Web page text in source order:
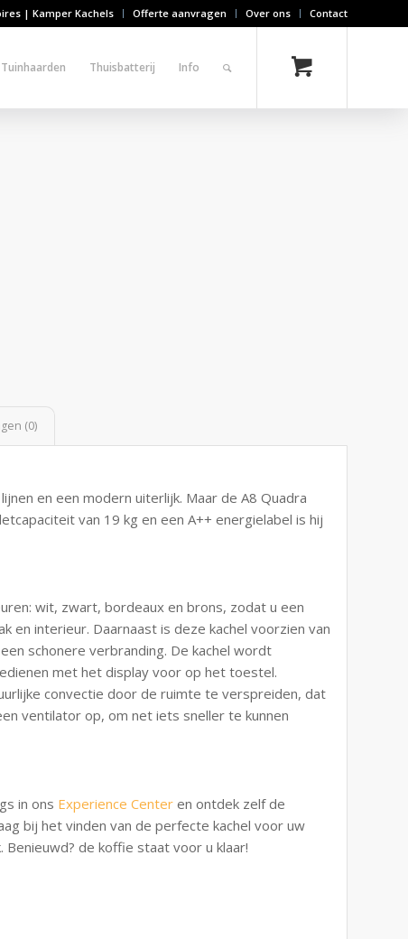
| Kamper Kachels Offerte aanvragen Over ons Contact
Tuinhaarden Thuisbatterij Info
(0)
en een modern uiterlijk. Maar de A8 Quadra
van 19 kg en een A++ energielabel is hij
wit, zwart, bordeaux en brons, zodat u een
en interieur. Daarnaast is deze kachel voorzien van
schonere verbranding. De kachel wordt
met het display voor op het toestel.
convectie door de ruimte te verspreiden, dat
ventilator op, om net iets sneller te kunnen
in ons Experience Center en ontdek zelf de
bij het vinden van de perfecte kachel voor uw
de koffie staat voor u klaar!